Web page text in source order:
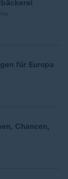
für Europa
Chancen,